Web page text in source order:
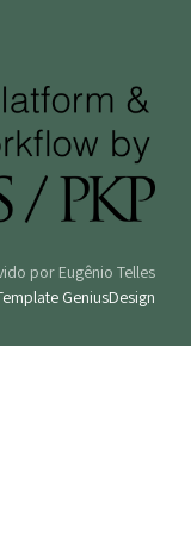
por Eugênio Telles
GeniusDesign